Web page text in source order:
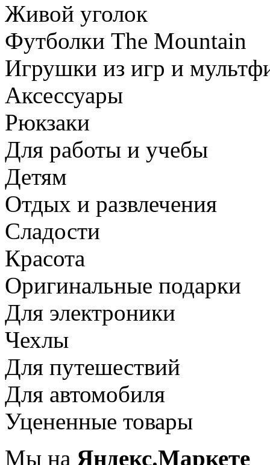
Живой уголок
Футболки The Mountain
Игрушки из игр и
Аксессуары
Рюкзаки
Для работы и учебы
Детям
Отдых и развлечения
Сладости
Красота
Оригинальные подарки
Для электроники
Чехлы
Для путешествий
Для автомобиля
Уцененные товары
Мы на Яндекс.Маркете